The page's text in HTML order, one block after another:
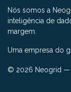
Nós somos a
inteligência de
margem.
Uma empresa do
© 2026 Neogrid —